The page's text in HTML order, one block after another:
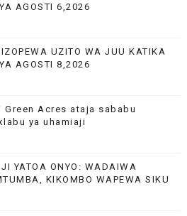
AGOSTI 6,2026
UZITO WA JUU KATIKA
AGOSTI 8,2026
Green Acres ataja sababu
ya uhamiaji
YATOA ONYO: WADAIWA
KIKOMBO WAPEWA SIKU